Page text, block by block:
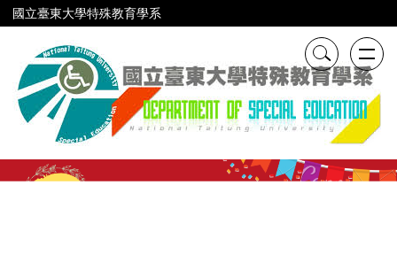
跳
到
內
容
國立臺東大學特殊教育學系